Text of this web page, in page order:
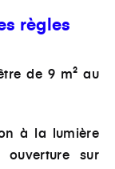
règles
de 9 m² au
à la lumière
sur